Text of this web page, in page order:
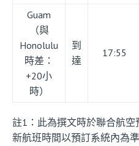
Guam
（與
Honolulu
時差：
+20小
時）
到
達
17:55
註1：此為撰文時於聯合航
新航班時間以預訂系統內為準